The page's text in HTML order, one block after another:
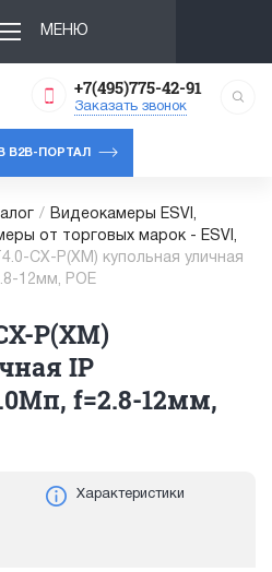
МЕНЮ
+7(495)775-42-91
Заказать звонок
B2B-ПОРТАЛ
/
Видеокамеры ESVI,
от торговых марок - ESVI,
CX-P(XM) купольная уличная
12мм, POE
P(XM)
IP
f=2.8-12мм,
Характеристики